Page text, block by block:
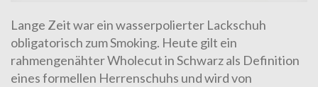
Lange Zeit war ein wasserpolierter Lackschuh
obligatorisch zum Smoking. Heute gilt ein
rahmengenähter Wholecutin Schwarz als Definition
eines formellen Herrenschuhs und wird von